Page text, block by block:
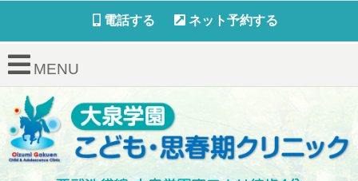
MENU
電話する ネット予約する